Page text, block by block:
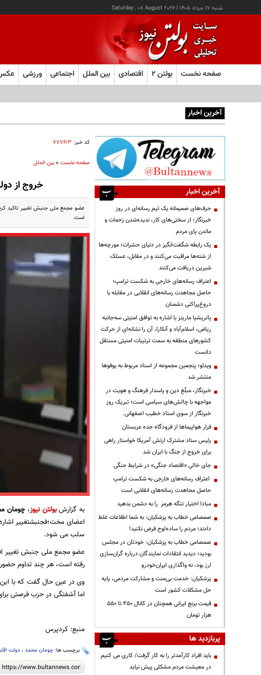
شنبه ۱۷ مرداد ۱۴۰۵ |
Saturday , 08 August 2026
صفحه نخست بولتن ۲ اقتصادی بین الملل اجتماعی ورزشی
آخرین اخبار
کد خبر: ۷۷۷۶۱۳
صفحه نخست»بین الملل
خروج از
عضو مجمع ملی جنبش تغییر تاکید
است.
به گزارش بولتن نیوز،چومان
اعضای مخت؛فجنبشتغییر
سلب می شود.
عضو مجمع ملی جنبش تغییر
رفتە است، هر چند تداوم
وی در عین حال گفت کە با
اما آشفتگی در حزب فرصتی
منبع: کردپرس
برچسب ها: چومان محمد، دولت
آخرین اخبار
حرف‌های صمیمانه یک تیم رسانه‌ای در روز
خبرنگار؛ از سختی‌های کار، ندیده‌شدن زحمات و
ماندن پای مردم
یک رابطه شگفت‌انگیز در دنیای حشرات؛ مورچه‌ها
از شته‌ها مراقبت می‌کنند و در مقابل، عسلک
شیرین دریافت می‌کنند
اعتراف رسانه‌های خارجی به شکست ترامپ؛
حاصل مجاهدت رسانه‌های انقلابی در مقابله با
دروغ‌پراکنی دشمنان
پاتریشیا مارینز با اشاره به توافق امنیتی سه‌جانبه
ریاض، اسلام‌آباد و آنکارا، آن را نشانه‌ای از حرکت
کشورهای منطقه به سمت ترتیبات امنیتی مستقل
دانست
ویدئو؛ پنجمین مجموعه از اسناد مربوط به یوفوها
منتشر شد
خبرنگار، مبلّغ دین و پاسدار فرهنگ و هویت در
مواجهه با چالش‌های سیاسی است؛ تبریک روز
خبرنگار از سوی استاد خطیب اصفهانی.
فرار هواپیماها از فرودگاه جده عربستان
رئیس ستاد مشترک ارتش آمریکا خواستار راهی
برای خروج از جنگ با ایران شد
جای خالی «اقتصاد جنگی» در شرایط جنگی
اعتراف رسانه‌های خارجی به شکست ترامپ
حاصل مجاهدت رسانه‌های انقلابی است
مبادا اختیار تنگه هرمز را به دشمن بدهید
صمصامی خطاب به پزشکیان: به شما اطلاعات غلط
دادند؛ مردم را ساده‌لوح فرض نکنید!
صمصامی خطاب به پزشکیان: خودتان در مجلس
بودید؛ دیدید انتقادات نمایندگان درباره گران‌سازی
ارز بود، نه واگذاری ایران‌خودرو
پزشکیان: خدمت بی‌منت و مشارکت مردمی، پایه
حل مشکلات کشور است
قیمت‌ برنج ایرانی همچنان در کانال ۴۵۰ تا ۵۵۰
هزار تومان
پربازدید ها
باید افراد کارآمدتر را به کار گرفت/ کاری می کنیم
در معیشت مردم مشکلی پیش نیاید